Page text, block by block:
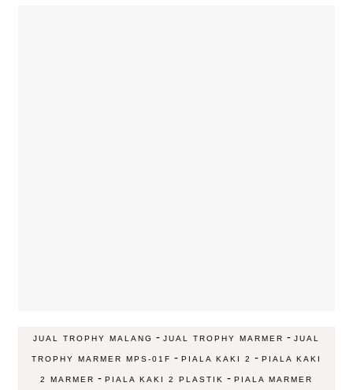
JUAL TROPHY MALANG - JUAL TROPHY MARMER - JUAL
TROPHY MARMER MPS-01F - PIALA KAKI 2 - PIALA KAKI
2 MARMER - PIALA KAKI 2 PLASTIK - PIALA MARMER